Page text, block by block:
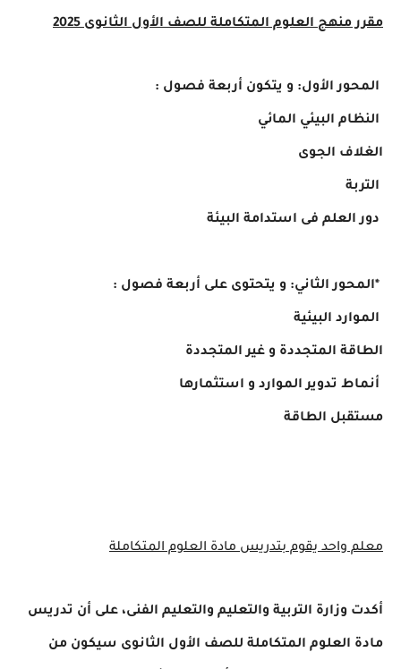
منهج العلوم المتكاملةللصف الأول الثانوى 2025
الأول: و يتكون أربعة فصول :
البيئي المائي
الجوى
فى استدامة البيئة
الثاني: و يتحتوى على أربعة فصول :
البيئية
المتجددة و غير المتجددة
تدوير الموارد و استثمارها
الطاقة
يقوم بتدريس مادة العلوم المتكاملة
التربية والتعليم والتعليم الفنى، على أن تدريس
العلوم المتكاملة للصف الأول الثانوى سيكون من